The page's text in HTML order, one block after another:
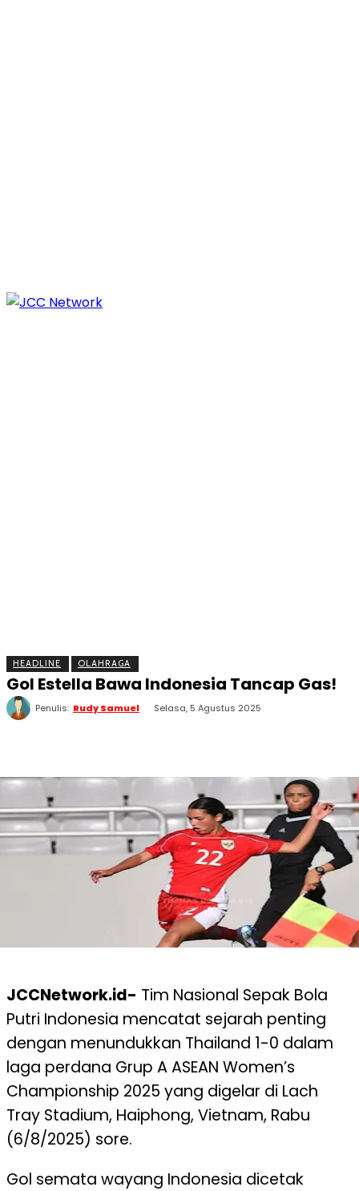
HEADLINE OLAHRAGA
Gol Estella Bawa Indonesia Tancap Gas!
Penulis: Rudy Samuel Selasa, 5 Agustus 2025
JCCNetwork.id- Tim Nasional Sepak Bola
Putri Indonesia mencatat sejarah penting
dengan menundukkan Thailand 1-0 dalam
laga perdana Grup A ASEAN Women’s
Championship 2025 yang digelar di Lach
Tray Stadium, Haiphong, Vietnam, Rabu
(6/8/2025) sore.
Gol semata wayang Indonesia dicetak